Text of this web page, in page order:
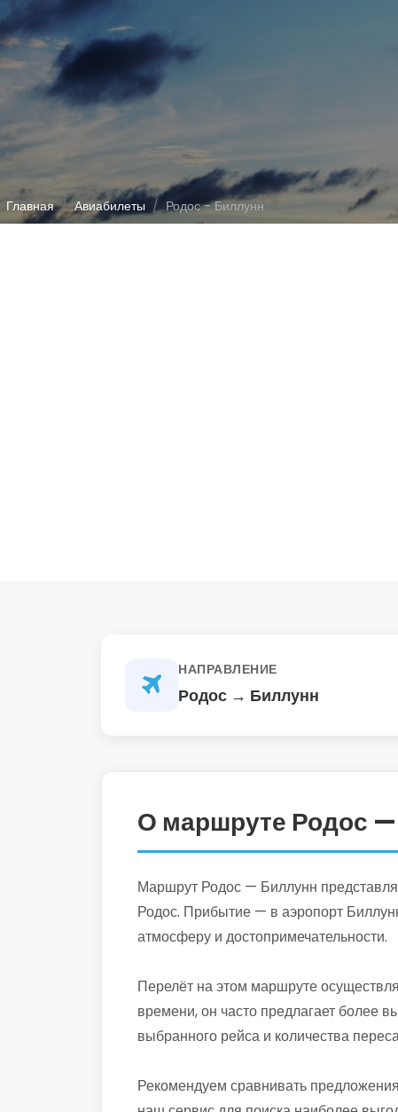
Главная Авиабилеты Родос - Биллунн
НАПРАВЛЕНИЕ
Родос → Биллунн
О маршруте Родос
Маршрут Родос — Биллунн
Родос. Прибытие — в аэропорт
атмосферу и достопримечательности.
Перелёт на этом маршруте
времени, он часто предлагает более
выбранного рейса и количества
Рекомендуем сравнивать